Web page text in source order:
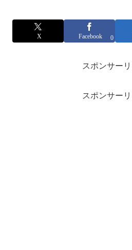
X Facebook 0
スポンサー
スポンサー